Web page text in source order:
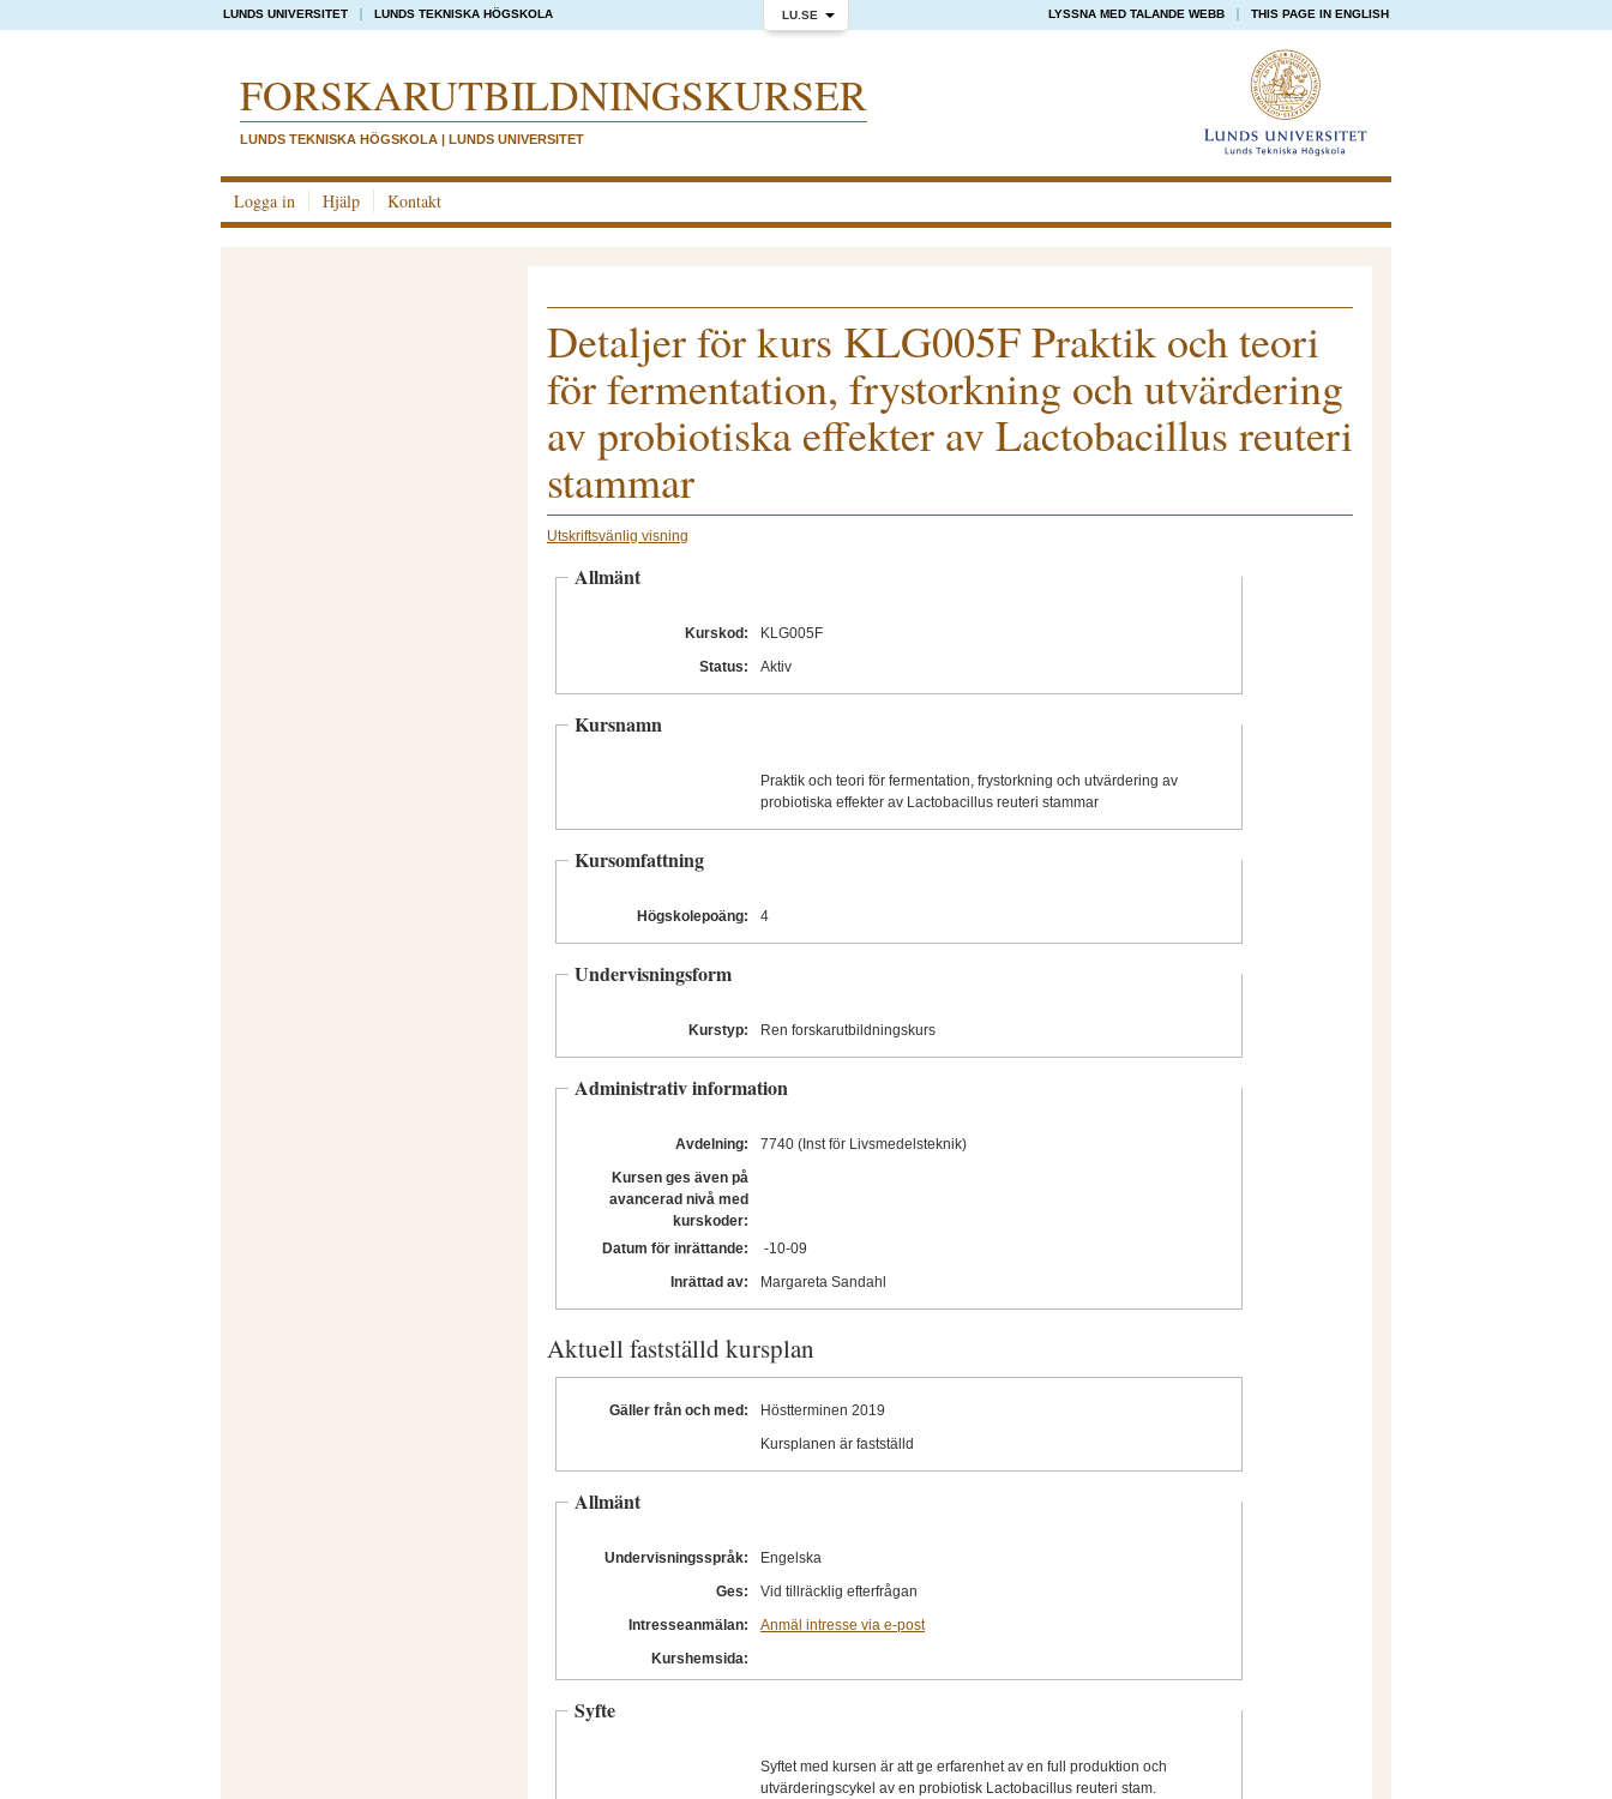
LU.SE
LUNDS UNIVERSITET LUNDS TEKNISKA HÖGSKOLA LYSSNA MED TALANDE WEBB THIS PAGE IN ENGLISH
FORSKAR­UTBILDNINGS­KURSER
LUNDS TEKNISKA HÖGSKOLA | LUNDS UNIVERSITET
Logga in Hjälp Kontakt
Detaljer för kurs KLG005F Praktik och teori
för fermentation, frystorkning och utvärdering
av probiotiska effekter av Lactobacillus reuteri
stammar
Utskriftsvänlig visning
Allmänt
Kurskod:
KLG005F
Status:
Aktiv
Kursnamn
Praktik och teori för fermentation, frystorkning och utvärdering av
probiotiska effekter av Lactobacillus reuteri stammar
Kursomfattning
Högskolepoäng: 4
Undervisningsform
Kurstyp: Ren forskarutbildningskurs
Administrativ information
Avdelning:
7740 (Inst för Livsmedelsteknik)
Kursen ges även på
avancerad nivå med
kurskoder:
Datum för inrättande:
-10-09
Inrättad av:
Margareta Sandahl
Aktuell fastställd kursplan
Gäller från och med:
Höstterminen 2019
Kursplanen är fastställd
Allmänt
Undervisningsspråk:
Engelska
Ges:
Vid tillräcklig efterfrågan
Intresseanmälan:
Anmäl intresse via e-post
Kurshemsida:
Syfte
Syftet med kursen är att ge erfarenhet av en full produktion och
utvärderingscykel av en probiotisk Lactobacillus reuteri stam.